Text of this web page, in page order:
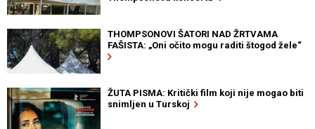
THOMPSONOVI ŠATORI NAD ŽRTVAMA
FAŠISTA: „Oni očito mogu raditi štogod žele“
ŽUTA PISMA: Kritički film koji nije mogao biti
snimljen u Turskoj